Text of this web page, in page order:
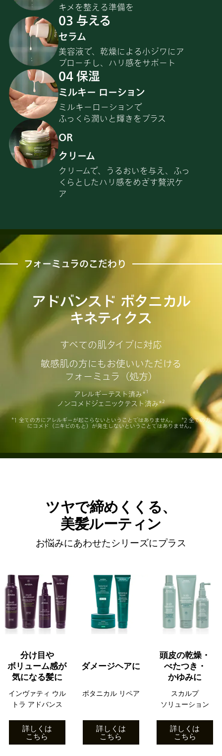
キメを整える準備を
03 与える
セラム
美容液で、乾燥による小ジワにア
プローチし、ハリ感をサポート
04 保湿
ミルキー ローション
ミルキーローションで
ふっくら潤いと輝きをプラス
OR
クリーム
クリームで、うるおいを与え、ふっ
くらとしたハリ感をめざす贅沢ケ
ア
フォーミュラのこだわり
アドバンスド ボタニカル
キネティクス
すべての肌タイプに対応
敏感肌の方にもお使いいただける
フォーミュラ（処方）
アレルギーテスト済み*¹
ノンコメドジェニックテスト済み*²
*1 全ての方にアレルギーが起こらないということではありません。 *2 全ての方
にコメド（ニキビのもと）が発生しないということではありません。
ツヤで締めくくる、
美髪ルーティン
お悩みにあわせたシリーズにプラス
分け目や
ボリューム感が
気になる髪に
インヴァティ ウル
トラ アドバンス
詳しくは
こちら
ダメージヘアに
ボタニカル リペア
詳しくは
こちら
頭皮の乾燥・
べたつき・
かゆみに
スカルプ
ソリューション
詳しくは
こちら